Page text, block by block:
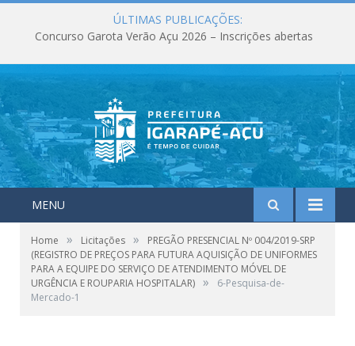
ÚLTIMAS PUBLICAÇÕES:
Concurso Garota Verão Açu 2026 – Inscrições abertas
MENU
Home » Licitações »
PREGÃO PRESENCIAL Nº 004/2019-SRP
(REGISTRO DE PREÇOS PARA FUTURA AQUISIÇÃO DE UNIFORMES
PARA A EQUIPE DO SERVIÇO DE ATENDIMENTO MÓVEL DE
URGÊNCIA E ROUPARIA HOSPITALAR) »
6-Pesquisa-de-
Mercado-1